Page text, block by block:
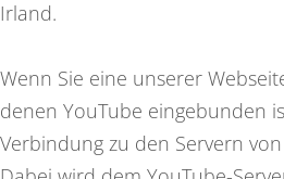
Irland.
Wenn Sie eine unserer
denen YouTube eingebunden
Verbindung zu den Servern